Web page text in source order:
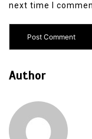
next time I
Author